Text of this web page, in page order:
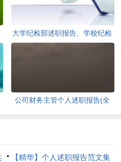
大学纪检部述职报告、学校纪检
公司财务主管个人述职报告(全
【精华】个人述职报告范文集